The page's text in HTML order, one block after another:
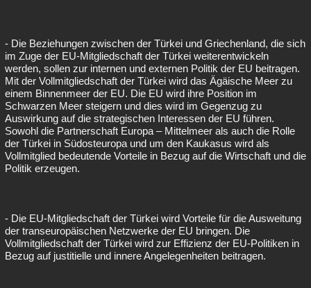
- Die Beziehungen zwischen der Türkei und Griechenland, die sich
im Zuge der EU-Mitgliedschaft der Türkei weiterentwickeln
werden, sollen zur internen und externen Politik der EU beitragen.
Mit der Vollmitgliedschaft der Türkei wird das Ägäische Meer zu
einem Binnenmeer der EU. Die EU wird ihre Position im
Schwarzen Meer steigern und dies wird im Gegenzug zu
Auswirkung auf die strategischen Interessen der EU führen.
Sowohl die Partnerschaft Europa – Mittelmeer als auch die Rolle
der Türkei in Südosteuropa und um den Kaukasus wird als
Vollmitglied bedeutende Vorteile in Bezug auf die Wirtschaft und die
Politik erzeugen.
- Die EU-Mitgliedschaft der Türkei wird Vorteile für die Ausweitung
der transeuropäischen Netzwerke der EU bringen. Die
Vollmitgliedschaft der Türkei wird zur Effizienz der EU-Politiken in
Bezug auf justitielle und innere Angelegenheiten beitragen.